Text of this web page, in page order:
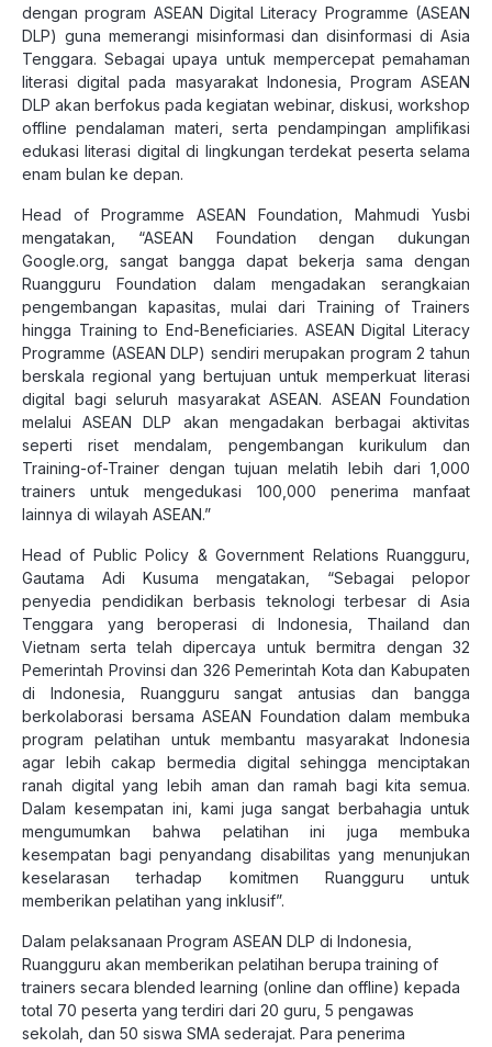
dengan program ASEAN Digital Literacy Programme (ASEAN
DLP) guna memerangi misinformasi dan disinformasi di Asia
Tenggara. Sebagai upaya untuk mempercepat pemahaman
literasi digital pada masyarakat Indonesia, Program ASEAN
DLP akan berfokus pada kegiatan webinar, diskusi, workshop
offline pendalaman materi, serta pendampingan amplifikasi
edukasi literasi digital di lingkungan terdekat peserta selama
enam bulan ke depan.
Head of Programme ASEAN Foundation, Mahmudi Yusbi
mengatakan, “ASEAN Foundation dengan dukungan
Google.org, sangat bangga dapat bekerja sama dengan
Ruangguru Foundation dalam mengadakan serangkaian
pengembangan kapasitas, mulai dari Training of Trainers
hingga Training to End-Beneficiaries. ASEAN Digital Literacy
Programme (ASEAN DLP) sendiri merupakan program 2 tahun
berskala regional yang bertujuan untuk memperkuat literasi
digital bagi seluruh masyarakat ASEAN. ASEAN Foundation
melalui ASEAN DLP akan mengadakan berbagai aktivitas
seperti riset mendalam, pengembangan kurikulum dan
Training-of-Trainer dengan tujuan melatih lebih dari 1,000
trainers untuk mengedukasi 100,000 penerima manfaat
lainnya di wilayah ASEAN.”
Head of Public Policy & Government Relations Ruangguru,
Gautama Adi Kusuma mengatakan, “Sebagai pelopor
penyedia pendidikan berbasis teknologi terbesar di Asia
Tenggara yang beroperasi di Indonesia, Thailand dan
Vietnam serta telah dipercaya untuk bermitra dengan 32
Pemerintah Provinsi dan 326 Pemerintah Kota dan Kabupaten
di Indonesia, Ruangguru sangat antusias dan bangga
berkolaborasi bersama ASEAN Foundation dalam membuka
program pelatihan untuk membantu masyarakat Indonesia
agar lebih cakap bermedia digital sehingga menciptakan
ranah digital yang lebih aman dan ramah bagi kita semua.
Dalam kesempatan ini, kami juga sangat berbahagia untuk
mengumumkan bahwa pelatihan ini juga membuka
kesempatan bagi penyandang disabilitas yang menunjukan
keselarasan terhadap komitmen Ruangguru untuk
memberikan pelatihan yang inklusif”.
Dalam pelaksanaan Program ASEAN DLP di Indonesia,
Ruangguru akan memberikan pelatihan berupa training of
trainers secara blended learning (online dan offline) kepada
total 70 peserta yang terdiri dari 20 guru, 5 pengawas
sekolah, dan 50 siswa SMA sederajat. Para penerima